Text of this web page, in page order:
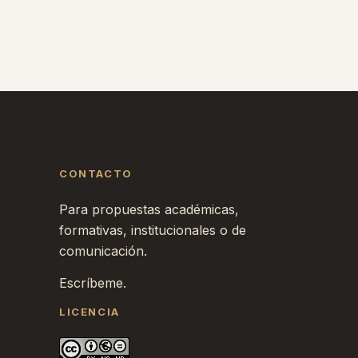
CONTACTO
Para propuestas académicas,
formativas, institucionales o de
comunicación.
Escríbeme.
LICENCIA